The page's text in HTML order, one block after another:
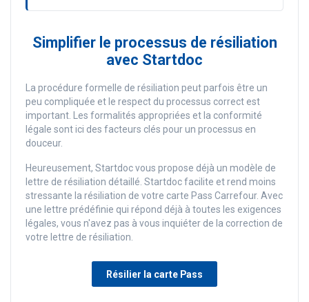
Simplifier le processus de résiliation
avec Startdoc
La procédure formelle de résiliation peut parfois être un
peu compliquée et le respect du processus correct est
important. Les formalités appropriées et la conformité
légale sont ici des facteurs clés pour un processus en
douceur.
Heureusement, Startdoc vous propose déjà un modèle de
lettre de résiliation détaillé. Startdoc facilite et rend moins
stressante la résiliation de votre carte Pass Carrefour. Avec
une lettre prédéfinie qui répond déjà à toutes les exigences
légales, vous n'avez pas à vous inquiéter de la correction de
votre lettre de résiliation.
Résilier la carte Pass